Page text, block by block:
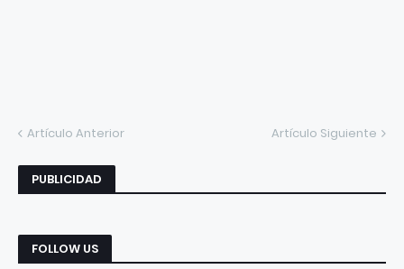
Artículo Anterior Artículo Siguiente
PUBLICIDAD
FOLLOW US